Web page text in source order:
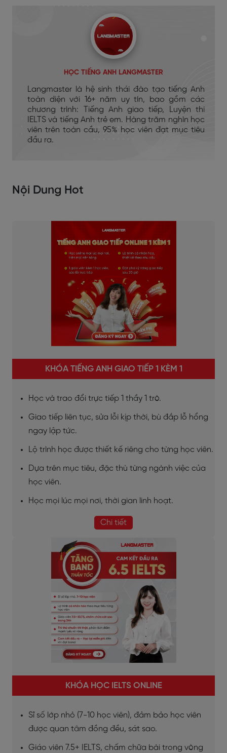
HỌC TIẾNG ANH LANGMASTER
Langmaster là hệ sinh thái đào tạo tiếng Anh
toàn diện với 16+ năm uy tín, bao gồm các
chương trình: Tiếng Anh giao tiếp, Luyện thi
IELTS và tiếng Anh trẻ em. Hàng trăm nghìn học
viên trên toàn cầu, 95% học viên đạt mục tiêu
đầu ra.
Nội Dung Hot
KHÓA TIẾNG ANH GIAO TIẾP 1 KÈM 1
Học và trao đổi trực tiếp 1 thầy 1 trò.
Giao tiếp liên tục, sửa lỗi kịp thời, bù đắp lỗ hổng
ngay lập tức.
Lộ trình học được thiết kế riêng cho từng học viên.
Dựa trên mục tiêu, đặc thù từng ngành việc của
học viên.
Học mọi lúc mọi nơi, thời gian linh hoạt.
Chi tiết
KHÓA HỌC IELTS ONLINE
Sĩ số lớp nhỏ (7-10 học viên), đảm bảo học viên
được quan tâm đồng đều, sát sao.
Giáo viên 7.5+ IELTS, chấm chữa bài trong vòng